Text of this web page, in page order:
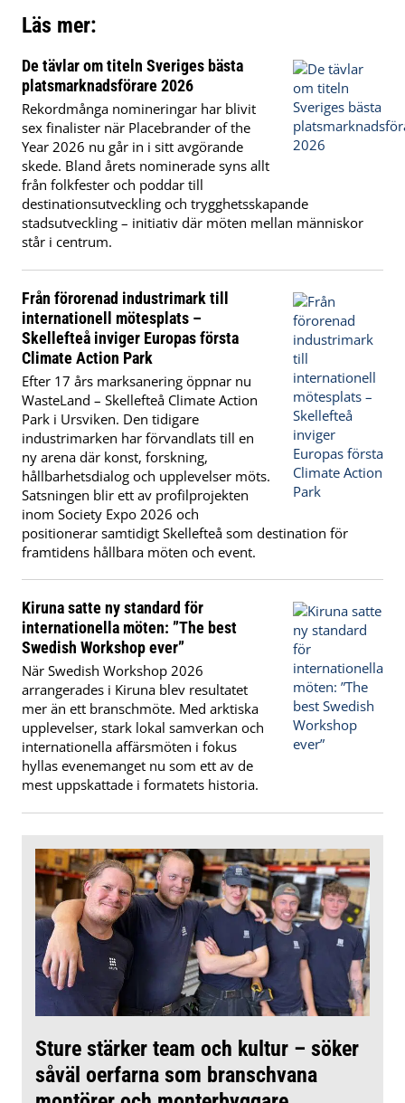
Läs mer:
De tävlar om titeln Sveriges bästa
platsmarknadsförare 2026
Rekordmånga nomineringar har blivit
sex finalister när Placebrander of the
Year 2026 nu går in i sitt avgörande
skede. Bland årets nominerade syns allt
från folkfester och poddar till
destinationsutveckling och trygghetsskapande
stadsutveckling – initiativ där möten mellan människor
står i centrum.
Från förorenad industrimark till
internationell mötesplats –
Skellefteå inviger Europas första
Climate Action Park
Efter 17 års marksanering öppnar nu
WasteLand – Skellefteå Climate Action
Park i Ursviken. Den tidigare
industrimarken har förvandlats till en
ny arena där konst, forskning,
hållbarhetsdialog och upplevelser möts.
Satsningen blir ett av profilprojekten
inom Society Expo 2026 och
positionerar samtidigt Skellefteå som destination för
framtidens hållbara möten och event.
Kiruna satte ny standard för
internationella möten: ”The best
Swedish Workshop ever”
När Swedish Workshop 2026
arrangerades i Kiruna blev resultatet
mer än ett branschmöte. Med arktiska
upplevelser, stark lokal samverkan och
internationella affärsmöten i fokus
hyllas evenemanget nu som ett av de
mest uppskattade i formatets historia.
Sture stärker team och kultur – söker
såväl oerfarna som branschvana